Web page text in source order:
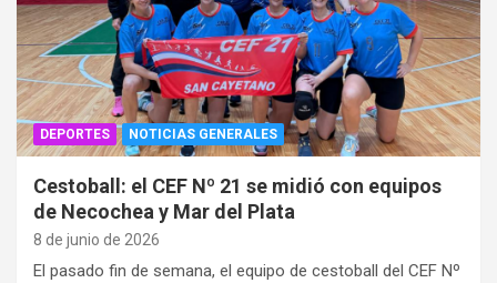
DEPORTES NOTICIAS GENERALES
Cestoball: el CEF Nº 21 se midió con equipos
de Necochea y Mar del Plata
8 de junio de 2026
El pasado fin de semana, el equipo de cestoball del CEF Nº